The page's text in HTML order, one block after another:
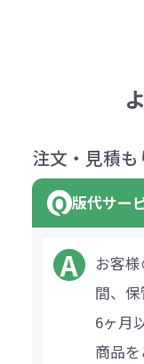
注文・見積も
版代サー
お客
間、保
6ヶ月
商品